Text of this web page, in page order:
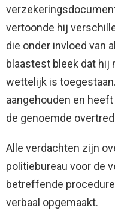
vertoonde hij
die onder invloed van
blaastest bleek dat hij
wettelijk is
aangehouden en
de genoemde
Alle verdachten zijn
politiebureau voor de
betreffende
verbaal opgemaakt.